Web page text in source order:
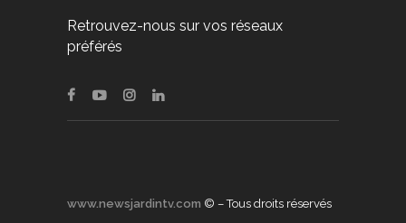
Retrouvez-nous sur vos réseaux
préférés
www.newsjardintv.com © – Tous droits réservés